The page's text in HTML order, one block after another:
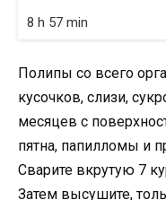
8 h 57 min
Полипы со всего
кусочков, слизи,
месяцев с
пятна, папилломы и
Сварите вкрутую 7
Затем высушите,